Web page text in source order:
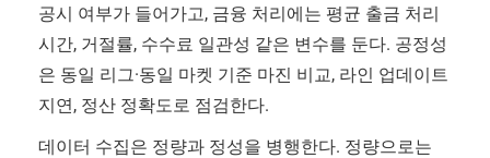
공시 여부가 들어가고, 금융 처리에는 평균 출금 처리
시간, 거절률, 수수료 일관성 같은 변수를 둔다. 공정성
은 동일 리그·동일 마켓 기준 마진 비교, 라인 업데이트
지연, 정산 정확도로 점검한다.
데이터 수집은 정량과 정성을 병행한다. 정량으로는